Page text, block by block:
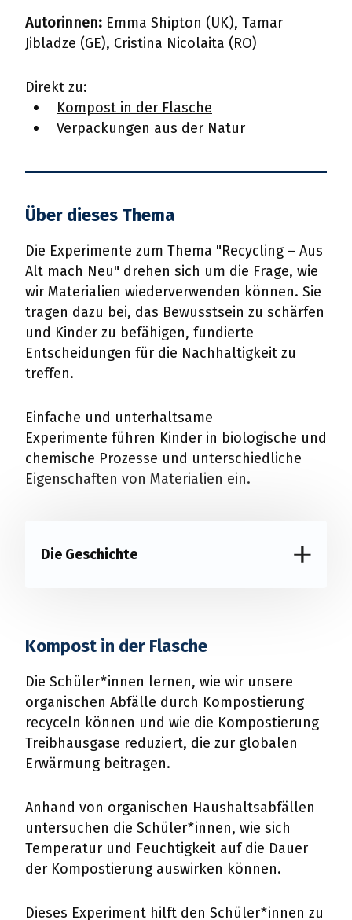
Autorinnen: Emma Shipton (UK), Tamar
Jibladze (GE), Cristina Nicolaita (RO)
Direkt zu:
Kompost in der Flasche
Verpackungen aus der Natur
Über dieses Thema
Die Experimente zum Thema "Recycling – Aus
Alt mach Neu" drehen sich um die Frage, wie
wir Materialien wiederverwenden können. Sie
tragen dazu bei, das Bewusstsein zu schärfen
und Kinder zu befähigen, fundierte
Entscheidungen für die Nachhaltigkeit zu
treffen.
Einfache und unterhaltsame
Experimente führen Kinder in biologische und
chemische Prozesse und unterschiedliche
Eigenschaften von Materialien ein.
Die Geschichte
Kompost in der Flasche
Die Schüler*innen lernen, wie wir unsere
organischen Abfälle durch Kompostierung
recyceln können und wie die Kompostierung
Treibhausgase reduziert, die zur globalen
Erwärmung beitragen.
Anhand von organischen Haushaltsabfällen
untersuchen die Schüler*innen, wie sich
Temperatur und Feuchtigkeit auf die Dauer
der Kompostierung auswirken können.
Dieses Experiment hilft den Schüler*innen zu